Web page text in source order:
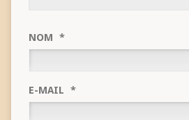
NOM *
E-MAIL *